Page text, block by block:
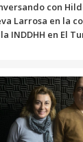
con
Larrosa en la
INDDHH en El